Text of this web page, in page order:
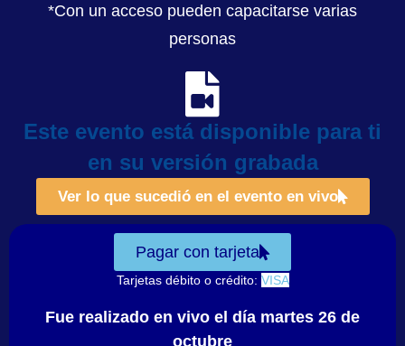
*Con un acceso pueden capacitarse varias
personas
Este evento está disponible para ti
en su versión grabada
Ver lo que sucedió en el evento en vivo
Pagar con tarjeta
Tarjetas débito o crédito:
Fue realizado en vivo el día martes 26 de
octubre